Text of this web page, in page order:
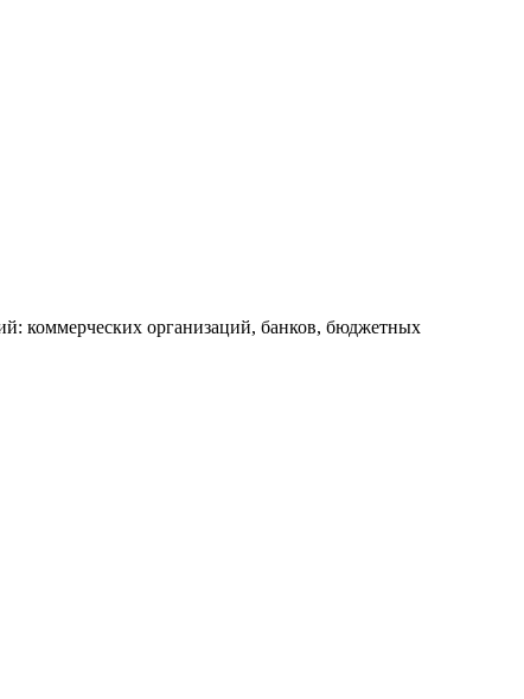
коммерческих организаций, банков, бюджетных